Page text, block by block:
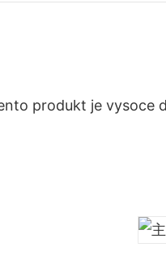
produkt je vysoce